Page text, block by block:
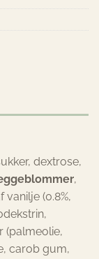
dextrose,
,
(0.8%,
(palmeolie,
carob gum,